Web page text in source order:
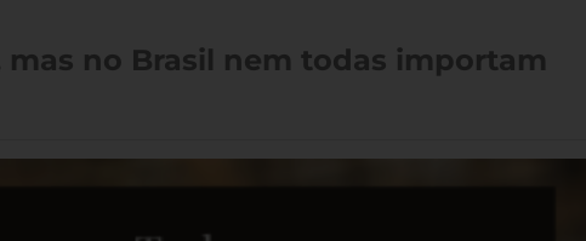
mas no Brasil nem todas importam